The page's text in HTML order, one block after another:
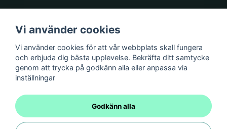
Facebook
Instagram
Vi använder cookies
Vi använder cookies för att vår webbplats skall fungera
och erbjuda dig bästa upplevelse. Bekräfta ditt samtycke
genom att trycka på godkänn alla eller anpassa via
inställningar
Godkänn alla